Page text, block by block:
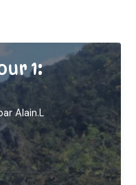
1:
Alain.L